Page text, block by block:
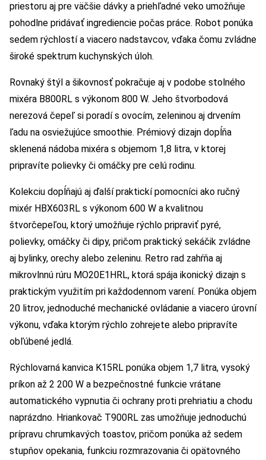
priestoru aj pre väčšie dávky a priehľadné veko umožňuje
pohodlne pridávať ingrediencie počas práce. Robot ponúka
sedem rýchlostí a viacero nadstavcov, vďaka čomu zvládne
široké spektrum kuchynských úloh.
Rovnaký štýl a šikovnosť pokračuje aj v podobe stolného
mixéra B800RL s výkonom 800 W. Jeho štvorbodová
nerezová čepeľ si poradí s ovocím, zeleninou aj drvením
ľadu na osviežujúce smoothie. Prémiový dizajn dopĺňa
sklenená nádoba mixéra s objemom 1,8 litra, v ktorej
pripravíte polievky či omáčky pre celú rodinu.
Kolekciu dopĺňajú aj ďalší praktickí pomocníci ako ručný
mixér HBX603RL s výkonom 600 W a kvalitnou
štvorčepeľou, ktorý umožňuje rýchlo pripraviť pyré,
polievky, omáčky či dipy, pričom praktický sekáčik zvládne
aj bylinky, orechy alebo zeleninu. Retro rad zahŕňa aj
mikrovlnnú rúru MO20E1HRL, ktorá spája ikonický dizajn s
praktickým využitím pri každodennom varení. Ponúka objem
20 litrov, jednoduché mechanické ovládanie a viacero úrovní
výkonu, vďaka ktorým rýchlo zohrejete alebo pripravíte
obľúbené jedlá.
Rýchlovarná kanvica K15RL ponúka objem 1,7 litra, vysoký
príkon až 2 200 W a bezpečnostné funkcie vrátane
automatického vypnutia či ochrany proti prehriatiu a chodu
naprázdno. Hriankovač T900RL zas umožňuje jednoduchú
prípravu chrumkavých toastov, pričom ponúka až sedem
stupňov opekania, funkciu rozmrazovania či opätovného